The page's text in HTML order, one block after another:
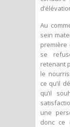
Au
sein
se
retenant
le
ce qu’il
qu’il
une
donc ce